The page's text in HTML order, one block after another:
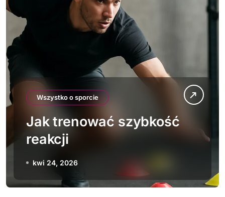
Wszystko o sporcie
Jak trenować szybkość
reakcji
kwi 24, 2026